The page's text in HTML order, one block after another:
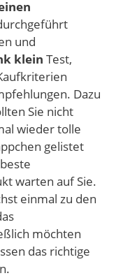
und
klein Test,
Dazu
Sie nicht
wieder tolle
gelistet
warten auf Sie.
einmal zu den
möchten
das richtige